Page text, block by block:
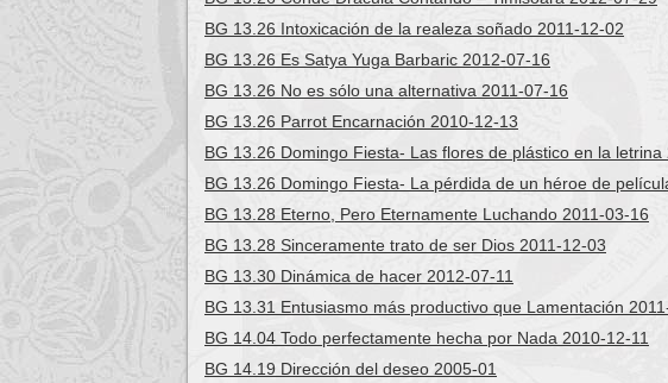
BG 13.26 Intoxicación de la realeza soñado 2011-12-02
BG 13.26 Es Satya Yuga Barbaric 2012-07-16
BG 13.26 No es sólo una alternativa 2011-07-16
BG 13.26 Parrot Encarnación 2010-12-13
BG 13.26 Domingo Fiesta- Las flores de plástico en la
BG 13.26 Domingo Fiesta- La pérdida de un héroe de
BG 13.28 Eterno, Pero Eternamente Luchando 2011-03-16
BG 13.28 Sinceramente trato de ser Dios 2011-12-03
BG 13.30 Dinámica de hacer 2012-07-11
BG 13.31 Entusiasmo más productivo que Lamentación
BG 14.04 Todo perfectamente hecha por Nada 2010-12-11
BG 14.19 Dirección del deseo 2005-01